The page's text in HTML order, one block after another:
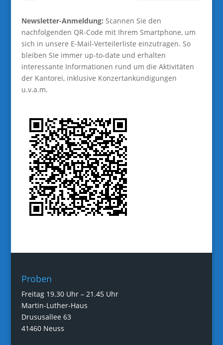
Newsletter-Anmeldung: Scannen Sie den
nachfolgenden QR-Code mit Ihrem Smartphone, um
sich in unsere E-Mail-Verteilerliste einzutragen. So
bleiben SIe immer up-to-date und erhalten
interessante Informationen rund um die Aktivitäten
der Kantorei, inklusive Konzertankündigungen
u.v.a.m.
Proben
Freitag 19.30 Uhr – 21.45 Uhr
Martin-Luther-Haus
Drususallee 63
41460 Neuss